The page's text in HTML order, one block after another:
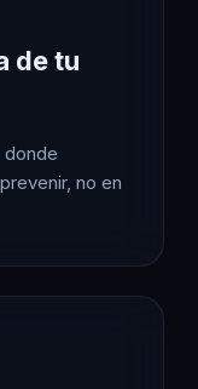
de tu
no en